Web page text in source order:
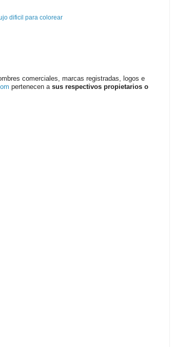
dificil para colorear
comerciales, marcas registradas, logos e
pertenecen a sus respectivos propietarios o